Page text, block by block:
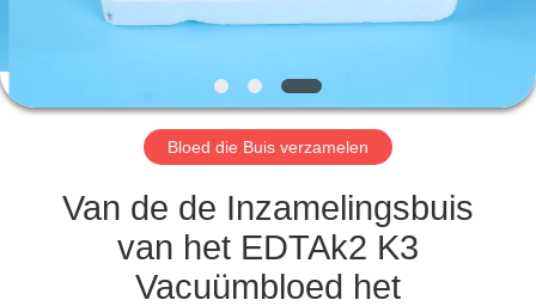
VERZOEK
EEN
CITAAT
Bloed die Buis verzamelen
Van de de Inzamelingsbuis
van het EDTAk2 K3
Vacuümbloed het